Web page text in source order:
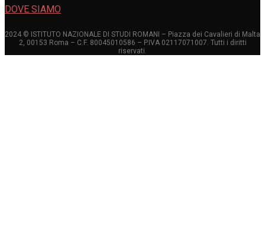
DOVE SIAMO
2024 © ISTITUTO NAZIONALE DI STUDI ROMANI – Piazza dei Cavalieri di Malta
2, 00153 Roma – C.F. 80045010586 – P.IVA 02117071007. Tutti i diritti
riservati.